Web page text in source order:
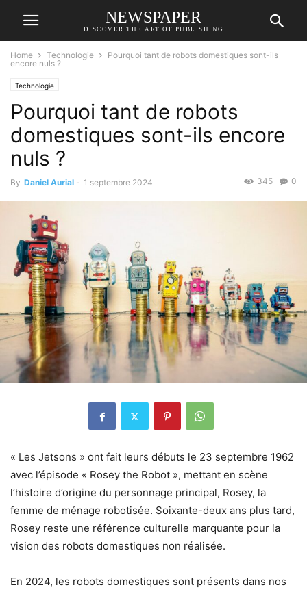
NEWSPAPER
DISCOVER THE ART OF PUBLISHING
Home Technologie
Pourquoi tant de robots domestiques sont-ils
encore nuls ?
Technologie
Pourquoi tant de robots
domestiques sont-ils encore
nuls ?
By Daniel Aurial - 1 septembre 2024 0
345
« Les Jetsons » ont fait leurs débuts le 23 septembre 1962
avec l’épisode « Rosey the Robot », mettant en scène
l’histoire d’origine du personnage principal, Rosey, la
femme de ménage robotisée. Soixante-deux ans plus tard,
Rosey reste une référence culturelle marquante pour la
vision des robots domestiques non réalisée.
En 2024, les robots domestiques sont présents dans nos